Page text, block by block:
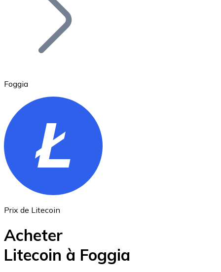
Ethereum
ETH
Foggia
Prix de Litecoin
Acheter
Litecoin à Foggia